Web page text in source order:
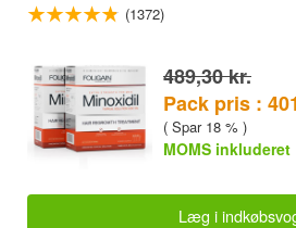
(1372)
489,30 kr.
Pack pris :
( Spar 18 % )
MOMS inkluderet
Læg i